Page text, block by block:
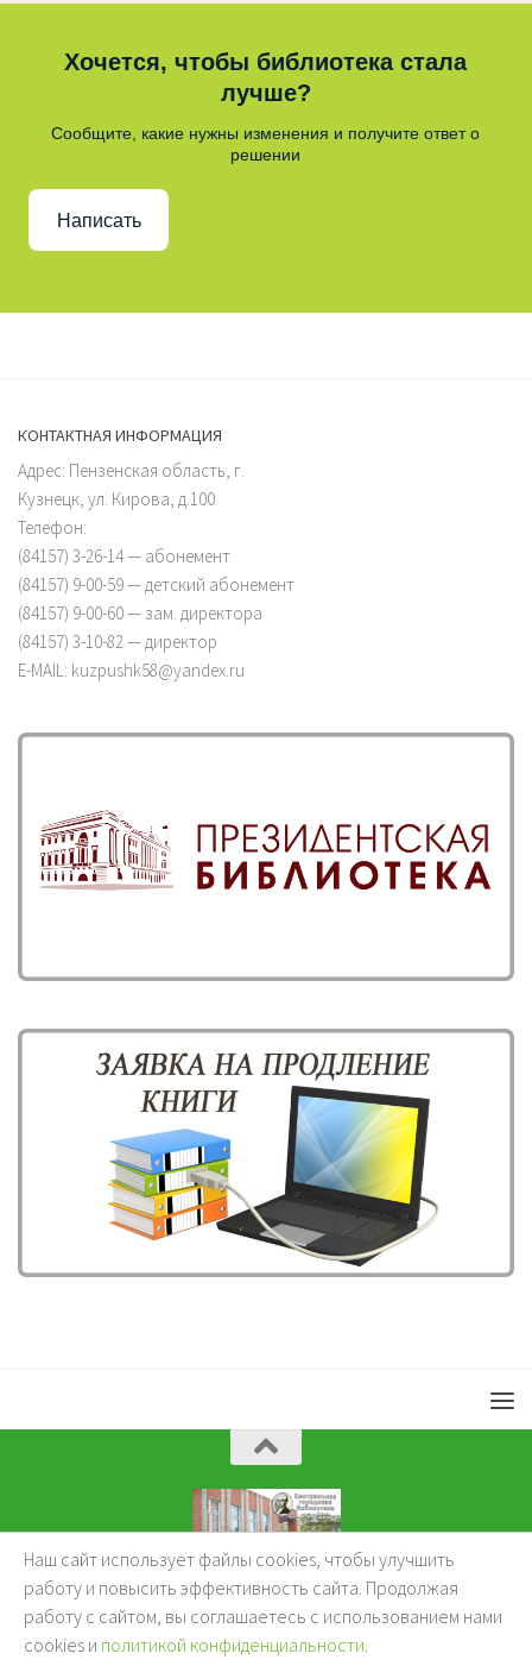
Хочется, чтобы библиотека стала
лучше?
Сообщите, какие нужны изменения и получите ответ о
решении
Написать
КОНТАКТНАЯ ИНФОРМАЦИЯ
Адрес: Пензенская область, г.
Кузнецк, ул. Кирова, д.100
Телефон:
(84157) 3-26-14 — абонемент
(84157) 9-00-59 — детский абонемент
(84157) 9-00-60 — зам. директора
(84157) 3-10-82 — директор
E-MAIL: kuzpushk58@yandex.ru
KuzBibliok © 2026.
Наш сайт использует файлы cookies, чтобы улучшить
работу и повысить эффективность сайта. Продолжая
работу с сайтом, вы соглашаетесь с использованием нами
cookies и политикой конфиденциальности.